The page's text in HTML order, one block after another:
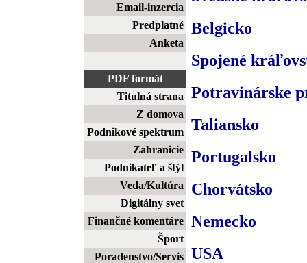
Email-inzercia
Predplatné
Anketa
PDF formát
Titulná strana
Z domova
Podnikové spektrum
Zahranicie
Podnikateľ a štýl
Veda/Kultúra
Digitálny svet
Finančné komentáre
Šport
Poradenstvo/Servis
Belgicko
Spojené
Potravinárske
Taliansko
Portugalsko
Chorvátsko
Nemecko
USA